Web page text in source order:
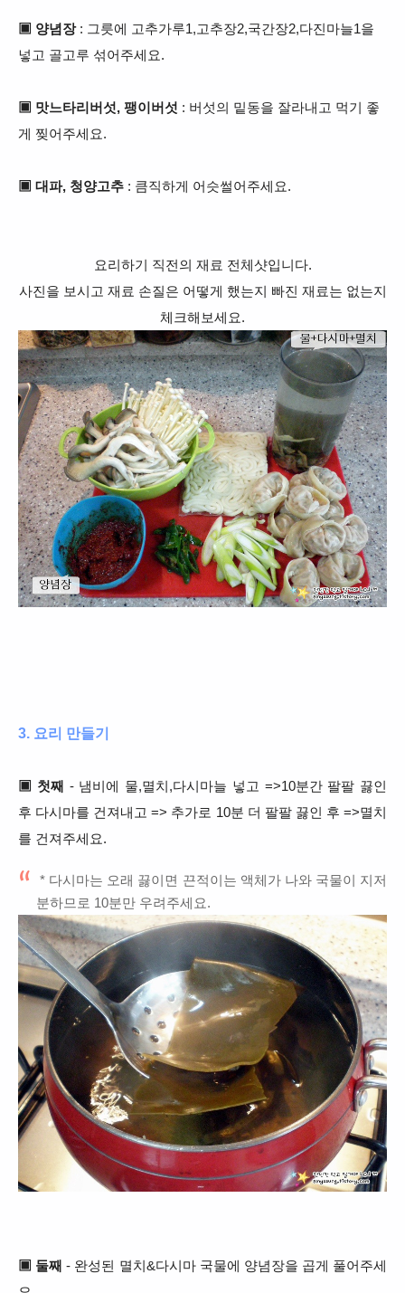
▣ 양념장 : 그릇에 고추가루1,고추장2,국간장2,다진마늘1을
넣고 골고루 섞어주세요.
▣ 맛느타리버섯, 팽이버섯 : 버섯의 밑동을 잘라내고 먹기 좋
게 찢어주세요.
▣ 대파, 청양고추 : 큼직하게 어슷썰어주세요.
요리하기 직전의 재료 전체샷입니다.
사진을 보시고 재료 손질은 어떻게 했는지 빠진 재료는 없는지
체크해보세요.
3. 요리 만들기
▣ 첫째 - 냄비에 물,멸치,다시마늘 넣고 =>10분간 팔팔 끓인
후 다시마를 건져내고 => 추가로 10분 더 팔팔 끓인 후 =>멸치
를 건져주세요.
* 다시마는 오래 끓이면 끈적이는 액체가 나와 국물이 지저
분하므로 10분만 우려주세요.
▣ 둘째- 완성된 멸치&다시마 국물에 양념장을 곱게 풀어주세